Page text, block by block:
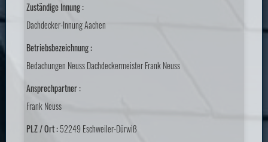
Zuständige Innung :
Dachdecker-Innung Aachen
Betriebsbezeichnung :
Bedachungen Neuss Dachdeckermeister Frank Neuss
Ansprechpartner :
Frank Neuss
PLZ / Ort :52249 Eschweiler-Dürwiß